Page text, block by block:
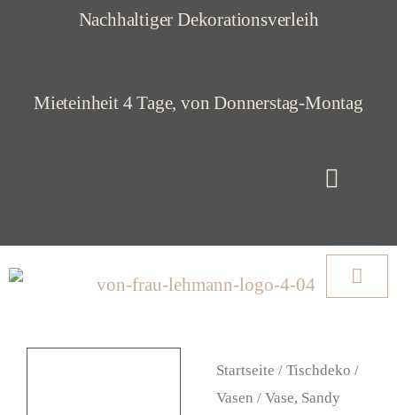
l
Nachhaltiger Dekorationsverleih
Mieteinheit 4 Tage, von Donnerstag-Montag
Startseite / Tischdeko /
Vasen / Vase, Sandy